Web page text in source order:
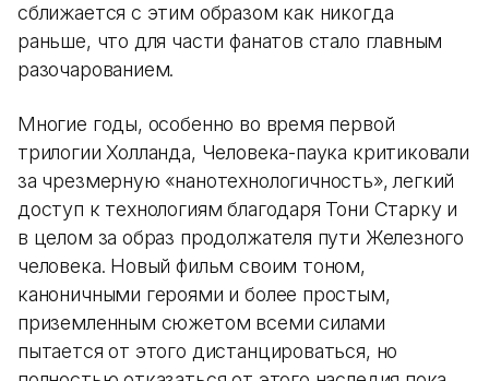
сближается с этим образом как никогда
раньше, что для части фанатов стало главным
разочарованием.
Многие годы, особенно во время первой
трилогии Холланда, Человека-паука критиковали
за чрезмерную «нанотехнологичность», легкий
доступ к технологиям благодаря Тони Старку и
в целом за образ продолжателя пути Железного
человека. Новый фильм своим тоном,
каноничными героями и более простым,
приземленным сюжетом всеми силами
пытается от этого дистанцироваться, но